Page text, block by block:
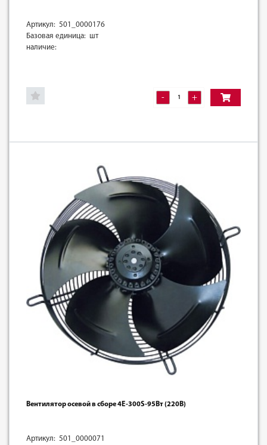
Артикул: 501_0000176
Базовая единица: шт
наличие:
- +
Вентилятор осевой в сборе 4E-300S-95Вт (220В)
Артикул: 501_0000071